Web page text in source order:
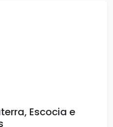
Escocia e